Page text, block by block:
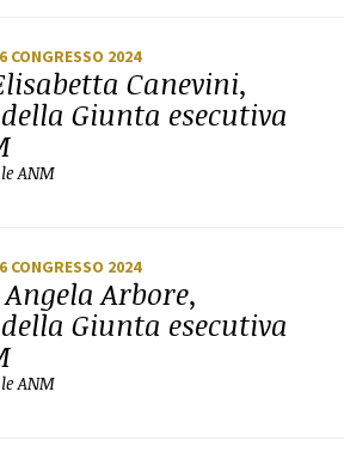
CONGRESSO 2024
Canevini,
Giunta esecutiva
ANM
CONGRESSO 2024
Arbore,
Giunta esecutiva
ANM